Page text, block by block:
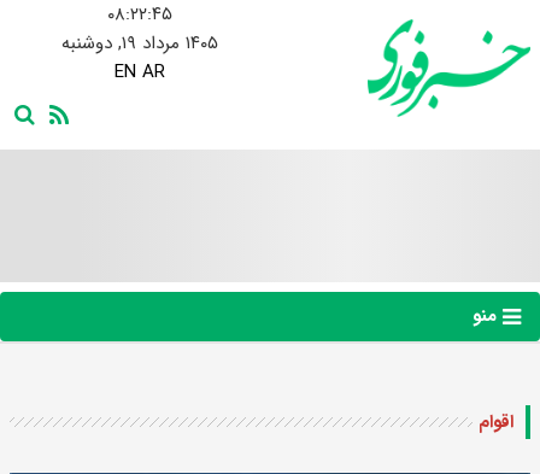
۰۸:۲۲:۴۶
۱۴۰۵ مرداد ۱۹, دوشنبه
EN AR
منو
اقوام